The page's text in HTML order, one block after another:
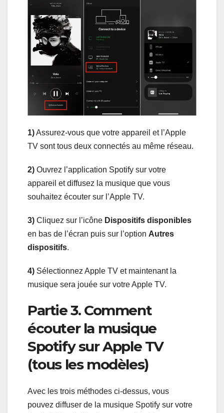
1)Assurez-vous que votre appareil et l’Apple
TV sont tous deux connectés au même réseau.
2) Ouvrez l’application Spotify sur votre
appareil et diffusez la musique que vous
souhaitez écouter sur l’Apple TV.
3) Cliquez sur l’icône Dispositifs disponibles
en bas de l’écran puis sur l’option Autres
dispositifs.
4) Sélectionnez Apple TV et maintenant la
musique sera jouée sur votre Apple TV.
Partie 3. Comment
écouter la musique
Spotify sur Apple TV
(tous les modèles)
Avec les trois méthodes ci-dessus, vous
pouvez diffuser de la musique Spotify sur votre